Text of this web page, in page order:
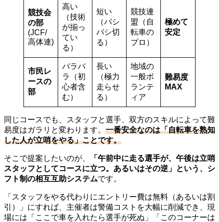
競技会
の部
(JCF/
高体連)
高い
（技術
が揃っ
てい
る）
短い
（バシ
バシ切
る）
競技連
盟（自
転車の
プロ）
極めて
安定
市民レ
ースの
部
バラバ
ラ（初
心者含
む）
長い
（極力
走らせ
る）
地域の
一般ボ
ランテ
ィア
難易度
MAX
同じコースでも、スタッフと選手、双方のスキルによって難
易度はガラリと変わります。 一番安全なのは「自転車を熟知
した人が立哨をやる」ことです。
そこで提案したいのが、
「午前中に走る選手が、午後は立哨
スタッフとしてコースに立つ。あるいはその逆」という、シ
フト制の相互互助システムです。
「スタッフをやる代わりにエントリー費は無料（あるいは割
引）」にすれば、主催者は警備コストを大幅に削減でき、現
場には「ここで車を入れたら選手が死ぬ」「このコーナーは